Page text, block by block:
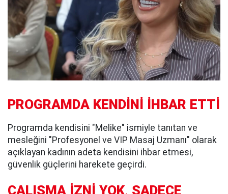
PROGRAMDA KENDİNİ İHBAR ETTİ
Programda kendisini "Melike" ismiyle tanıtan ve
mesleğini "Profesyonel ve VIP Masaj Uzmanı" olarak
açıklayan kadının adeta kendisini ihbar etmesi,
güvenlik güçlerini harekete geçirdi.
ÇALIŞMA İZNİ YOK, SADECE